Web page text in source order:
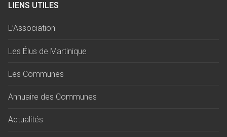
LIENS UTILES
L’Association
Les Élus de Martinique
Les Communes
Annuaire des Communes
Actualités